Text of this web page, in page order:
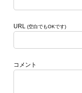
URL(空白でもOKです)
コメント